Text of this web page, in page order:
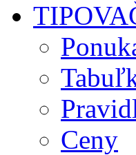
Ceny